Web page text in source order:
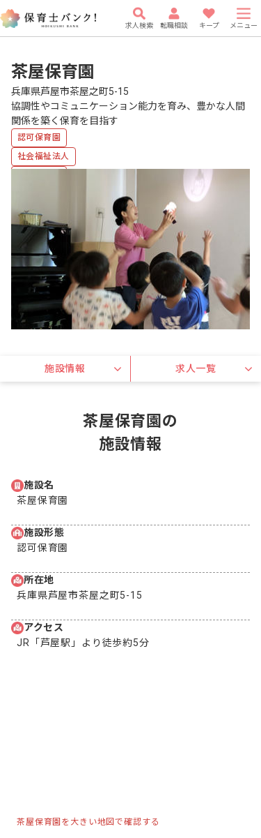
求人検索 転職相談 キープ メニュー
茶屋保育園
兵庫県芦屋市茶屋之町5-15
協調性やコミュニケーション能力を育み、豊かな人間
関係を築く保育を目指す
認可保育園
社会福祉法人
有給
駅近5分以内
研修充実
施設情報 求人一覧
茶屋保育園の
施設情報
施設名
茶屋保育園
施設形態
認可保育園
所在地
兵庫県芦屋市茶屋之町5-15
アクセス
JR「芦屋駅」より徒歩約5分
茶屋保育園を大きい地図で確認する